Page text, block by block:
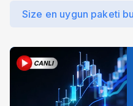
Size en uygun paketi